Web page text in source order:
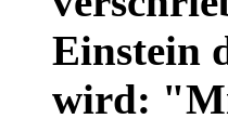
Einstein
wird: